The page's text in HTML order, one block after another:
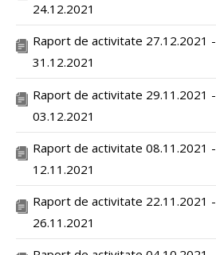
24.12.2021
Raport de activitate 27.12.2021 -
31.12.2021
Raport de activitate 29.11.2021 -
03.12.2021
Raport de activitate 08.11.2021 -
12.11.2021
Raport de activitate 22.11.2021 -
26.11.2021